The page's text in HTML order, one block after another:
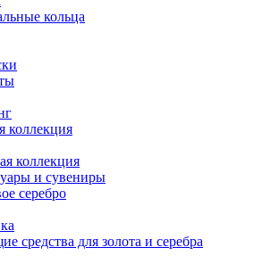
кольца
коллекция
коллекция
и сувениры
серебро
средства для золота и серебра